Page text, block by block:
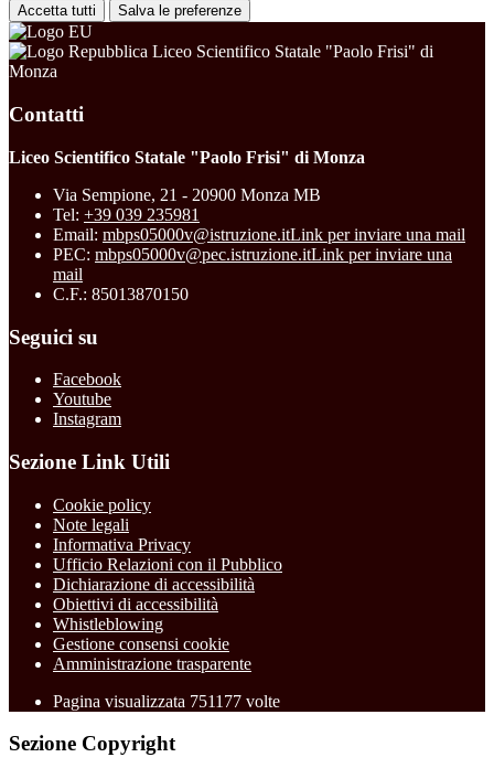
Accetta tutti Salva le preferenze
Liceo Scientifico Statale "Paolo Frisi" di
Monza
Contatti
Liceo Scientifico Statale "Paolo Frisi" di Monza
Via Sempione, 21 - 20900 Monza MB
Tel: +39 039 235981
Email: mbps05000v@istruzione.itLink per inviare una mail
PEC: mbps05000v@pec.istruzione.itLink per inviare una
mail
C.F.: 85013870150
Seguici su
Facebook
Youtube
Instagram
Sezione Link Utili
Cookie policy
Note legali
Informativa Privacy
Ufficio Relazioni con il Pubblico
Dichiarazione di accessibilità
Obiettivi di accessibilità
Whistleblowing
Gestione consensi cookie
Amministrazione trasparente
Pagina visualizzata 751177 volte
Sezione Copyright